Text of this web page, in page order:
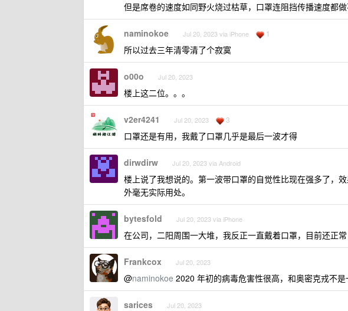
但是席卷的速度如同野火烧过枯草，口罩连阻挡传播速度都做
naminokoe Jul 20, 2023 via iPhone 1
所以过去三年清零清了个寂寞
o00o Jul 20, 2023
楼上这二位。。。
v2er4241 Jul 20, 2023 3
口罩还是有用，我戴了口罩几乎是最后一波才得
dirwdirw Jul 20, 2023 via Android
楼上说了我想说的。第一波带口罩的自觉性比现在强多了，
外毫无实际用处。
bytesfold Jul 20, 2023 via iPhone
在公司，二阳周围一大堆，我反正一直戴着口罩，目前还正常
Frankcox Jul 20, 2023
@naminokoe 2020 年初的病毒危害性很高，和奥密克戎不是
sarices Jul 20, 2023